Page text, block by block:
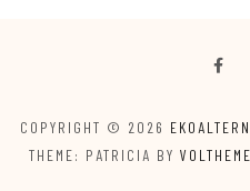
COPYRIGHT © 2026
THEME: PATRICIA BY